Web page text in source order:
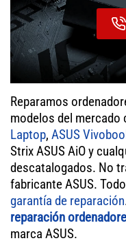
Reparamos
modelos del mercado
Laptop, ASUS
Strix ASUS AiO y
descatalogados. No
fabricante ASUS.
garantía de reparación
reparación
marca ASUS.